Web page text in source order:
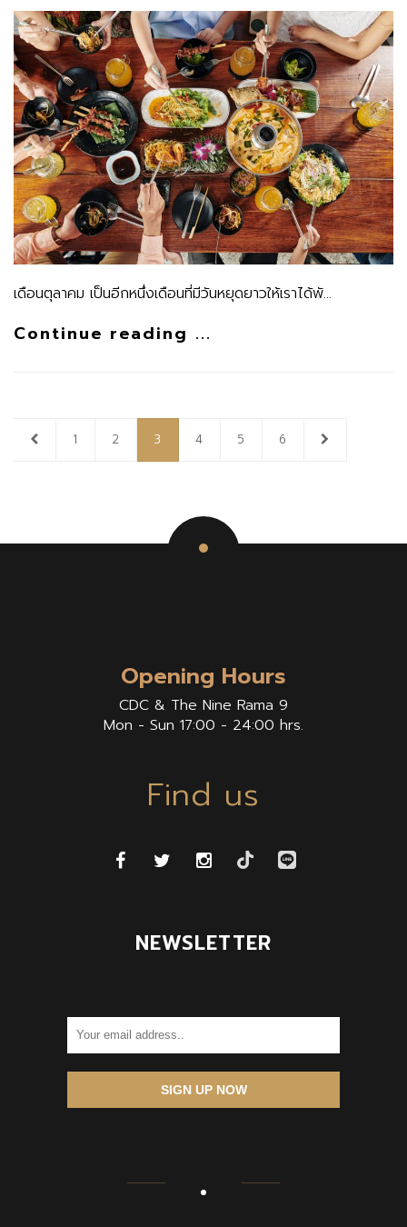
เดือนตุลาคม เป็นอีกหนึ่งเดือนที่มีวันหยุดยาวให้เราได้พั…
Continue reading ...
1 2 3 4 5 6
Opening Hours
CDC & The Nine Rama 9
Mon - Sun 17:00 - 24:00 hrs.
Find us
NEWSLETTER
SIGN UP NOW